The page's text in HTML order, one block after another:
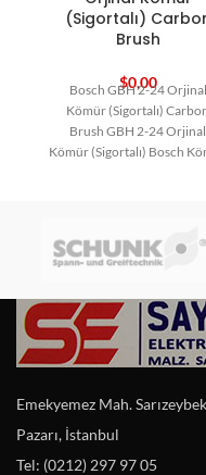
(Sigortalı)
Brush
$0,00
Bosch GBH 2-24 Orjinal
Kömür (Sigortalı)
Brush GBH 2-24 Orjinal
Kömür (Sigortalı) Bosch
Emekyemez Mah.
Pazarı, İstanbul
Tel: (0212) 297 97 05